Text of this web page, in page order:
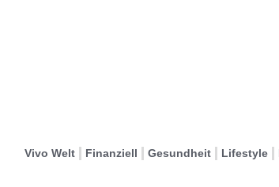
Vivo Welt Finanziell Gesundheit Lifestyle